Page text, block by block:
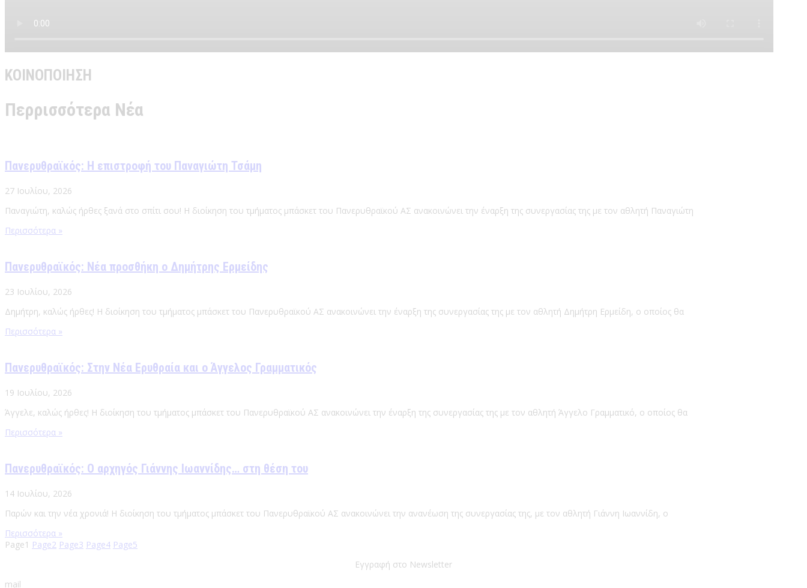
ΚΟΙΝΟΠΟΙΗΣΗ
Περρισσότερα Νέα
Πανερυθραϊκός: Η επιστροφή του Παναγιώτη Τσάμη
27 Ιουλίου, 2026
Παναγιώτη, καλώς ήρθες ξανά στο σπίτι σου! Η διοίκηση του τμήματος μπάσκετ του Πανερυθραϊκού ΑΣ ανακοινώνει την έναρξη της συνεργασίας της με τον αθλητή Παναγιώτη
Περισσότερα »
Πανερυθραϊκός: Νέα προσθήκη ο Δημήτρης Ερμείδης
23 Ιουλίου, 2026
Δημήτρη, καλώς ήρθες! Η διοίκηση του τμήματος μπάσκετ του Πανερυθραϊκού ΑΣ ανακοινώνει την έναρξη της συνεργασίας της με τον αθλητή Δημήτρη Ερμείδη, ο οποίος θα
Περισσότερα »
Πανερυθραϊκός: Στην Νέα Ερυθραία και ο Άγγελος Γραμματικός
19 Ιουλίου, 2026
Άγγελε, καλώς ήρθες! Η διοίκηση του τμήματος μπάσκετ του Πανερυθραϊκού ΑΣ ανακοινώνει την έναρξη της συνεργασίας της με τον αθλητή Άγγελο Γραμματικό, ο οποίος θα
Περισσότερα »
Πανερυθραϊκός: Ο αρχηγός Γιάννης Ιωαννίδης… στη θέση του
14 Ιουλίου, 2026
Παρών και την νέα χρονιά! Η διοίκηση του τμήματος μπάσκετ του Πανερυθραϊκού ΑΣ ανακοινώνει την ανανέωση της συνεργασίας της, με τον αθλητή Γιάννη Ιωαννίδη, ο
Περισσότερα »
Page1 Page2 Page3 Page4 Page5
Εγγραφή στο Newsletter
mail